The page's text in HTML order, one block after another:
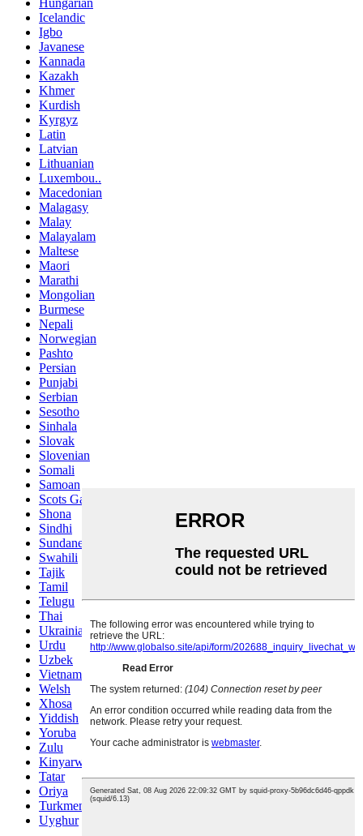
Hungarian
Icelandic
Igbo
Javanese
Kannada
Kazakh
Khmer
Kurdish
Kyrgyz
Latin
Latvian
Lithuanian
Luxembou..
Macedonian
Malagasy
Malay
Malayalam
Maltese
Maori
Marathi
Mongolian
Burmese
Nepali
Norwegian
Pashto
Persian
Punjabi
Serbian
Sesotho
Sinhala
Slovak
Slovenian
Somali
Samoan
Scots Gaelic
Shona
Sindhi
Sundanese
Swahili
Tajik
Tamil
Telugu
Thai
Ukrainian
Urdu
Uzbek
Vietnamese
Welsh
Xhosa
Yiddish
Yoruba
Zulu
Kinyarwanda
Tatar
Oriya
Turkmen
Uyghur